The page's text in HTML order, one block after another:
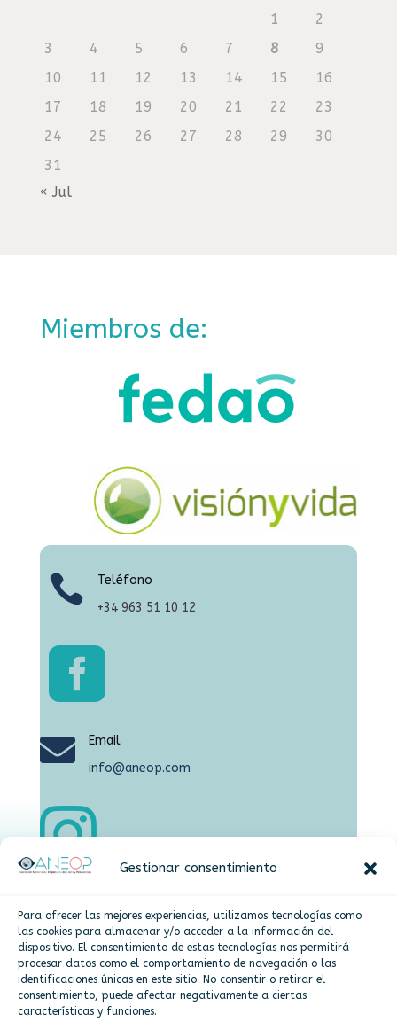
Gestionar consentimiento
Para ofrecer las mejores experiencias, utilizamos tecnologías como
las cookies para almacenar y/o acceder a la información del
dispositivo. El consentimiento de estas tecnologías nos permitirá
procesar datos como el comportamiento de navegación o las
identificaciones únicas en este sitio. No consentir o retirar el
consentimiento, puede afectar negativamente a ciertas
características y funciones.
1
2
3
4 5 6 7 8
9
10
11 12 13 14 15
16
17
18 19 20 21 22
23
24
25 26 27 28 29
30
31
« Jul
Miembros de:

Teléfono
+34 963 51 10 12


Email
info@aneop.com


Plaza de la Constitución,15 Alcorcón
Más info